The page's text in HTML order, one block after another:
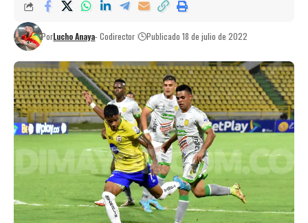
PorLucho Anaya- Codirector Publicado 18 de julio de 2022